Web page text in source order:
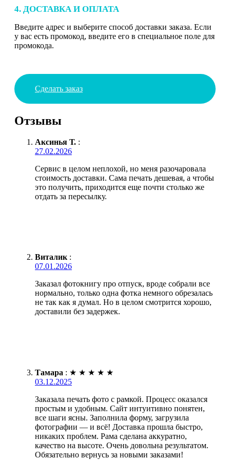
4. ДОСТАВКА И ОПЛАТА
Введите адрес и выберите способ доставки заказа. Если
у вас есть промокод, введите его в специальное поле для
промокода.
Сделать заказ
Отзывы
Аксинья Т. :
27.02.2026
Сервис в целом неплохой, но меня разочаровала
стоимость доставки. Сама печать дешевая, а чтобы
это получить, приходится еще почти столько же
отдать за пересылку.
Виталик :
07.01.2026
Заказал фотокнигу про отпуск, вроде собрали все
нормально, только одна фотка немного обрезалась
не так как я думал. Но в целом смотрится хорошо,
доставили без задержек.
Тамара : ★ ★ ★ ★ ★
03.12.2025
Заказала печать фото с рамкой. Процесс оказался
простым и удобным. Сайт интуитивно понятен,
все шаги ясны. Заполнила форму, загрузила
фотографии — и всё! Доставка прошла быстро,
никаких проблем. Рама сделана аккуратно,
качество на высоте. Очень довольна результатом.
Обязательно вернусь за новыми заказами!